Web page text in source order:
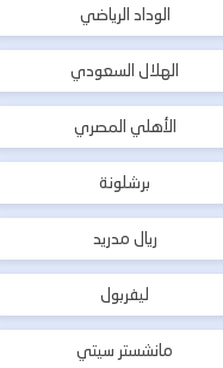
الوداد الرياضي
الهلال السعودي
الأهلي المصري
برشلونة
ريال مدريد
ليفربول
مانشستر سيتي